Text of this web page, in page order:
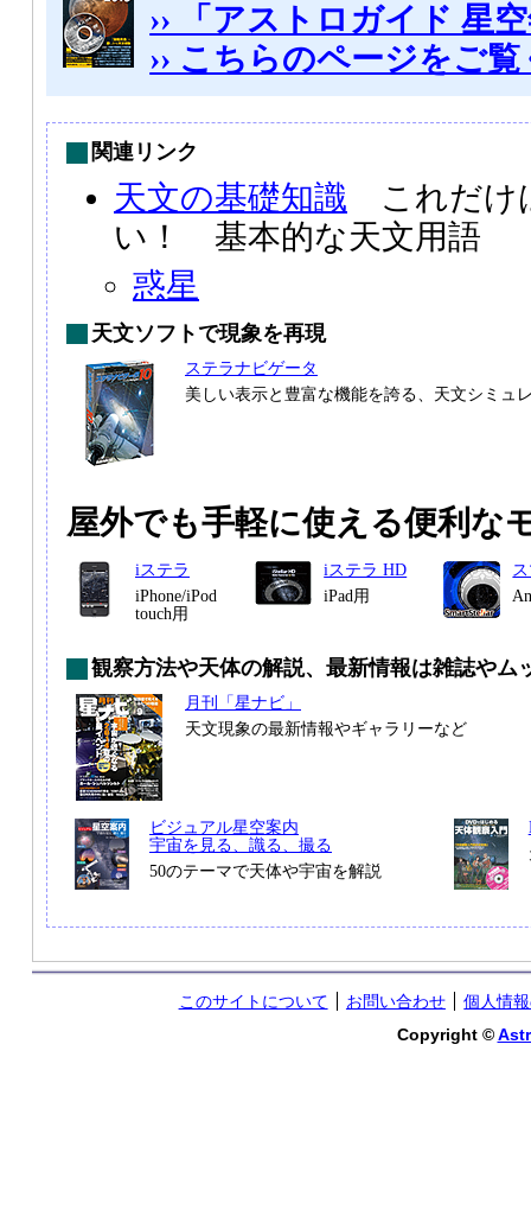
›› 「アストロガイド 星
›› こちらのページをご
関連リンク
天文の基礎知識 これだけ
い！ 基本的な天文用語
惑星
天文ソフトで現象を再現
ステラナビゲータ
美しい表示と豊富な機能を誇る、天文シミュ
屋外でも手軽に使える便利な
iステラ
iPhone/iPod
touch用
iステラ HD
iPad用
観察方法や天体の解説、最新情報は雑誌やム
月刊「星ナビ」
天文現象の最新情報やギャラリーなど
ビジュアル星空案内
宇宙を見る、識る、撮る
50のテーマで天体や宇宙を解説
このサイトについて お問い合わせ
個人情
Copyright ©